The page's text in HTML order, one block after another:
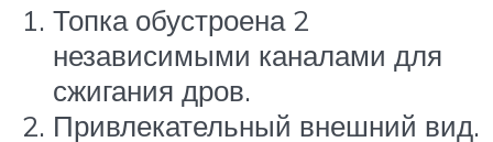
Топка обустроена 2
независимыми каналами для
сжигания дров.
Привлекательный внешний вид.